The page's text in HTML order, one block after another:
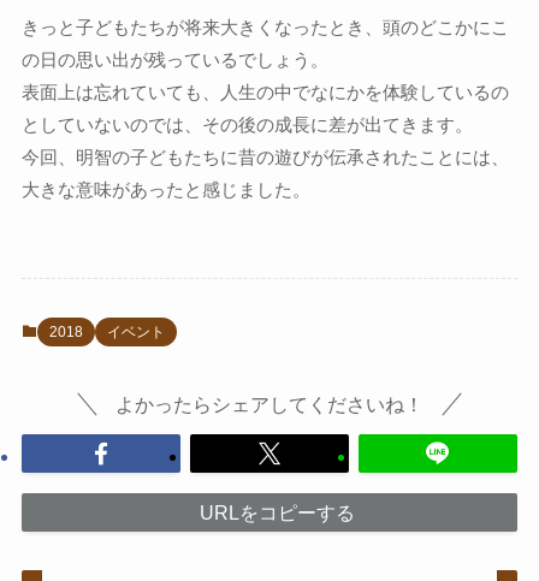
きっと子どもたちが将来大きくなったとき、頭のどこかにこ
の日の思い出が残っているでしょう。
表面上は忘れていても、人生の中でなにかを体験しているの
としていないのでは、その後の成長に差が出てきます。
今回、明智の子どもたちに昔の遊びが伝承されたことには、
大きな意味があったと感じました。
2018 イベント
よかったらシェアしてくださいね！
URLをコピーする